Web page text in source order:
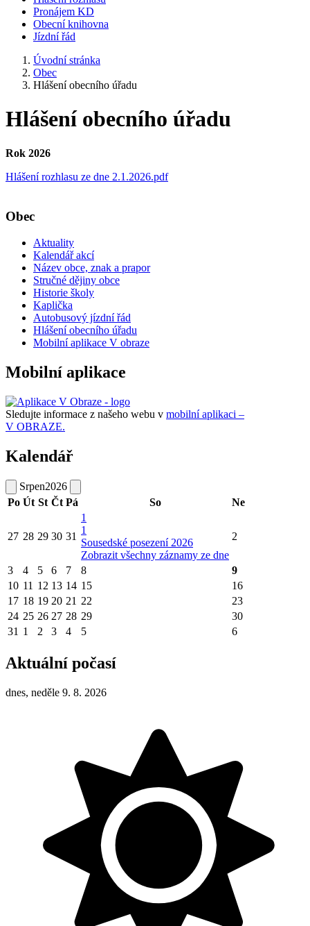
Pronájem KD
Obecní knihovna
Jízdní řád
Úvodní stránka
Obec
Hlášení obecního úřadu
Hlášení obecního úřadu
Rok 2026
Hlášení rozhlasu ze dne 2.1.2026.pdf
Obec
Aktuality
Kalendář akcí
Název obce, znak a prapor
Stručné dějiny obce
Historie školy
Kaplička
Autobusový jízdní řád
Hlášení obecního úřadu
Mobilní aplikace V obraze
Mobilní aplikace
Sledujte informace z našeho webu v mobilní aplikaci –
V OBRAZE.
Kalendář
Srpen2026
Po Út St Čt Pá So Ne
27 28 29 30 31
1
1
Sousedské posezení 2026
Zobrazit všechny záznamy ze dne
2
3 4 5 6 7 8
9
10 11 12 13 14 15
16
17 18 19 20 21 22
23
24 25 26 27 28 29
30
31 1 2 3 4 5 6
Aktuální počasí
dnes, neděle 9. 8. 2026